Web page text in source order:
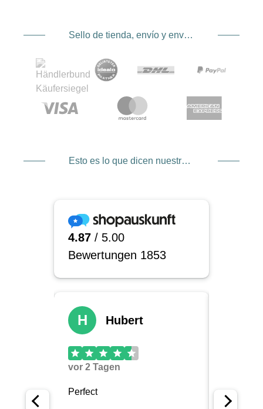
Sello de tienda, envío y envío. Proveedor de servicios de pago
Esto es lo que dicen nuestros clientes